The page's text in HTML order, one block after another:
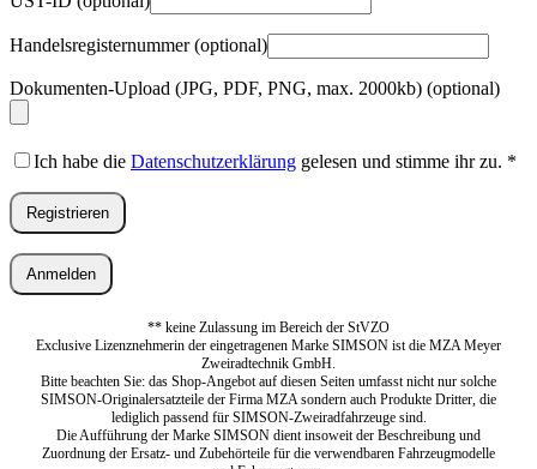
Handelsregisternummer(optional)
Dokumenten-Upload (JPG, PDF, PNG, max. 2000kb) (optional)
Ich habe die Datenschutzerklärung gelesen und stimme ihr zu. *
Registrieren
Anmelden
** keine Zulassung im Bereich der StVZO
Exclusive Lizenznehmerin der eingetragenen Marke SIMSON ist die MZA Meyer
Zweiradtechnik GmbH.
Bitte beachten Sie: das Shop-Angebot auf diesen Seiten umfasst nicht nur solche
SIMSON-Originalersatzteile der Firma MZA sondern auch Produkte Dritter, die
lediglich passend für SIMSON-Zweiradfahrzeuge sind.
Die Aufführung der Marke SIMSON dient insoweit der Beschreibung und
Zuordnung der Ersatz- und Zubehörteile für die verwendbaren Fahrzeugmodelle